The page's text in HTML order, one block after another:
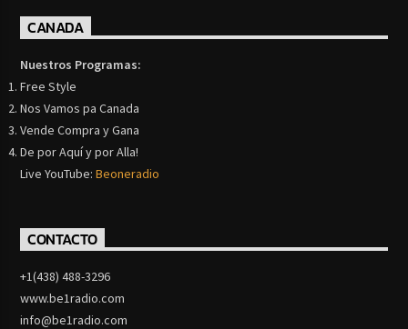
CANADA
Nuestros Programas:
Free Style
Nos Vamos pa Canada
Vende Compra y Gana
De por Aquí y por Alla!
Live YouTube:Beoneradio
CONTACTO
+1(438) 488-3296
www.be1radio.com
info@be1radio.com